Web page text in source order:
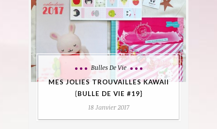
Bulles De Vie
MES JOLIES TROUVAILLES KAWAII
{BULLE DE VIE #19}
18 Janvier 2017